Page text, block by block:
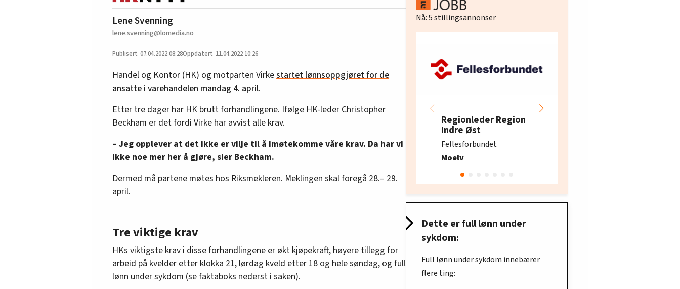
Lene Svenning
lene.svenning@lomedia.no
07.04.202208:28 11.04.2022 10:26
Handel og Kontor (HK) og motparten Virkestartet lønnsoppgjøret for de
ansatte i varehandelen mandag 4. april.
Etter tre dager har HK brutt forhandlingene. Ifølge HK-leder Christopher
Beckham er det fordi Virke har avvist alle krav.
– Jeg opplever at det ikke er vilje til å imøtekomme våre krav. Da har vi
ikke noe mer her å gjøre, sier Beckham.
Dermed må partene møtes hos Riksmekleren. Meklingen skal foregå 28.– 29.
april.
Tre viktige krav
HKs viktigste krav i disse forhandlingene er økt kjøpekraft, høyere tillegg for
arbeid på kvelder etter klokka 21, lørdag kveld etter 18 og hele søndag, og full
lønn under sykdom (se faktaboks nederst i saken).
Nå:5stillingsannonser
Regionleder Region
Indre Øst
Fellesforbundet
Moelv
Dette er full lønn under
sykdom:
Full lønn under sykdom innebærer
flere ting: